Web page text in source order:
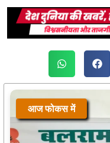
आज फोकस में